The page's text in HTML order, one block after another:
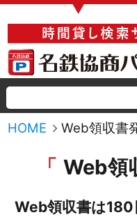
▼
HOME Web領収書
Web領
Web領収書は180